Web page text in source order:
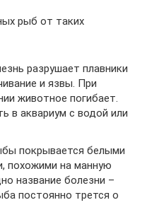
рыб от таких
разрушает плавники
и язвы. При
животное погибает.
в аквариум с водой или
покрывается белыми
похожими на манную
название болезни –
постоянно трется о